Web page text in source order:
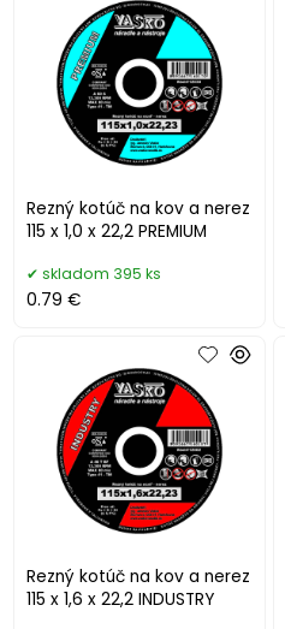
Rezný kotúč na kov a nerez
115 x 1,0 x 22,2 PREMIUM
skladom 395 ks
0.79 €
Rezný kotúč na kov a nerez
115 x 1,6 x 22,2 INDUSTRY